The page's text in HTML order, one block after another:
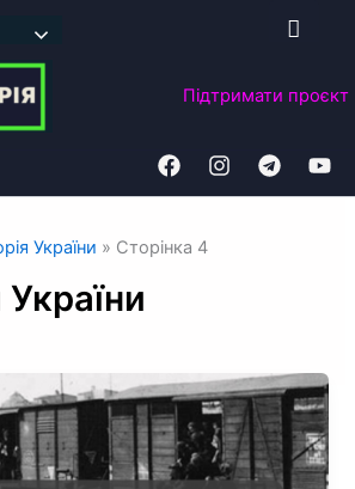
Підтримати проєкт
України » Сторінка 4
України